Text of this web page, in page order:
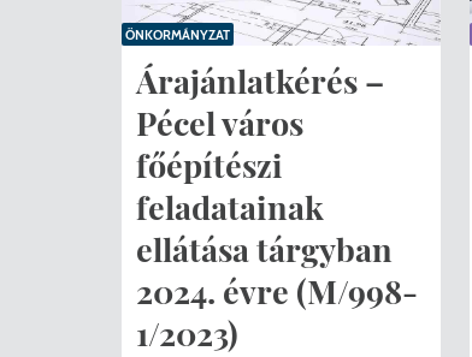
Árajánlatkérés –
Pécel város
főépítészi
feladatainak
ellátása tárgyban
2024. évre (M/998-
1/2023)
ÖNKORMÁNYZAT